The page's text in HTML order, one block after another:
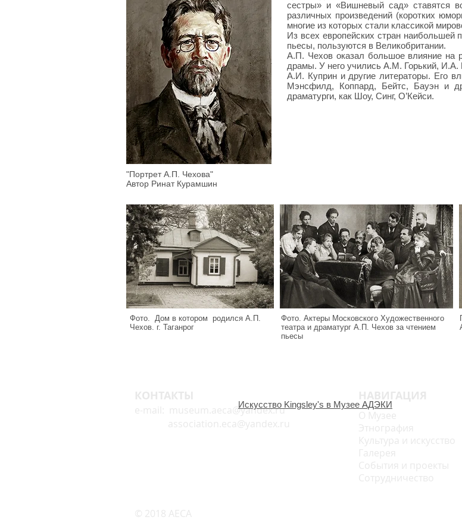
сестры» и «Вишневый сад» ставятся
различных произведений (коротких
многие из которых стали классикой
Из всех европейских стран наибольшей
пьесы, пользуются в Великобритании.
А.П. Чехов оказал большое влияние на
драмы. У него учились А.М. Горький, И.А.
А.И. Куприни другие литераторы. Его
Мэнсфилд, Коппард, Бейтс, Бауэн и
драматурги, как Шоу, Синг, О’Кейси.
"Портрет А.П. Чехова"
Автор Ринат Курамшин
Фото. Дом в котором родился А.П.
Чехов. г. Таганрог
Фото. Актеры Московского Художественного
театра и драматург А.П. Чехов за чтением
пьесы
museum.aeca@yandex.ruИскусство Kingsley's в Музее АДЭКИ